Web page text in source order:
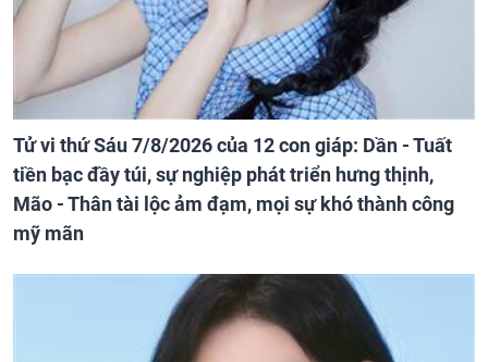
Tử vi thứ Sáu 7/8/2026 của 12 con giáp: Dần - Tuất
tiền bạc đầy túi, sự nghiệp phát triển hưng thịnh,
Mão - Thân tài lộc ảm đạm, mọi sự khó thành công
mỹ mãn